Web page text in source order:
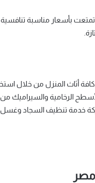
بأسعار مناسبة
أثاث المنزل من خلال
الرخامية والسيراميك من
خدمة تنظيف السجاد وغسل